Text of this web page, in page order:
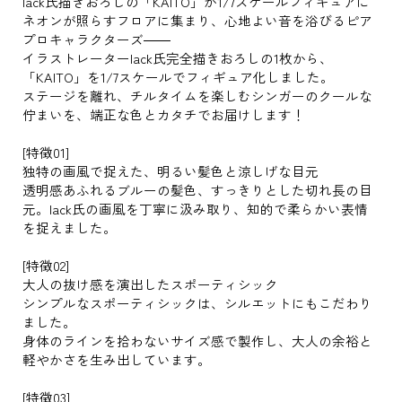
ネオンが照らすフロアに集まり、心地よい音を浴びるピア
プロキャラクターズ――
イラストレーターlack氏完全描きおろしの1枚から、
「KAITO」を1/7スケールでフィギュア化しました。
ステージを離れ、チルタイムを楽しむシンガーのクールな
佇まいを、端正な色とカタチでお届けします！
[特徴01]
独特の画風で捉えた、明るい髪色と涼しげな目元
透明感あふれるブルーの髪色、すっきりとした切れ長の目
元。lack氏の画風を丁寧に汲み取り、知的で柔らかい表情
を捉えました。
[特徴02]
大人の抜け感を演出したスポーティシック
シンプルなスポーティシックは、シルエットにもこだわり
ました。
身体のラインを拾わないサイズ感で製作し、大人の余裕と
軽やかさを生み出しています。
[特徴03]